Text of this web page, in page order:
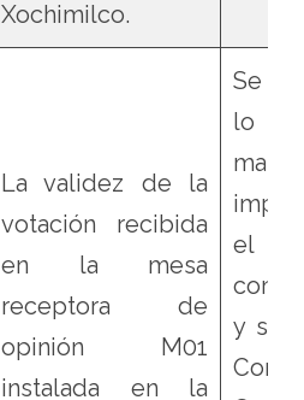
Xochimilco.
La validez de la
votación recibida
en la mesa
receptora de
opinión M01
instalada en la
Se
lo
el
y se